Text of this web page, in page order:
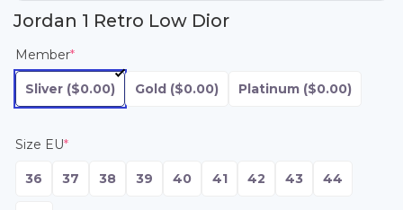
Jordan 1 Retro Low Dior
Member*
Sliver ($0.00) Gold ($0.00) Platinum ($0.00)
Size EU*
36 37 38 39 40 41 42 43 44